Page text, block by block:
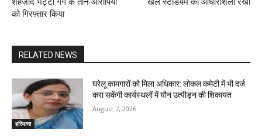
को गिरफ़्तार किया
RELATED NEWS
हरियाणा
घरेलू कामगारों को मिला अधिकार: लोकल कमेटी में भी दर्ज
करा सकेंगी कार्यस्थलों में यौन उत्पीड़न की शिकायत
August 7, 2026